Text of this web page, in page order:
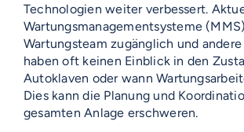
Technologien weiter verbessert.
Wartungsmanagementsysteme
Wartungsteam zugänglich und
haben oft keinen Einblick in den
Autoklaven oder wann
Dies kann die Planung und
gesamten Anlage erschweren.